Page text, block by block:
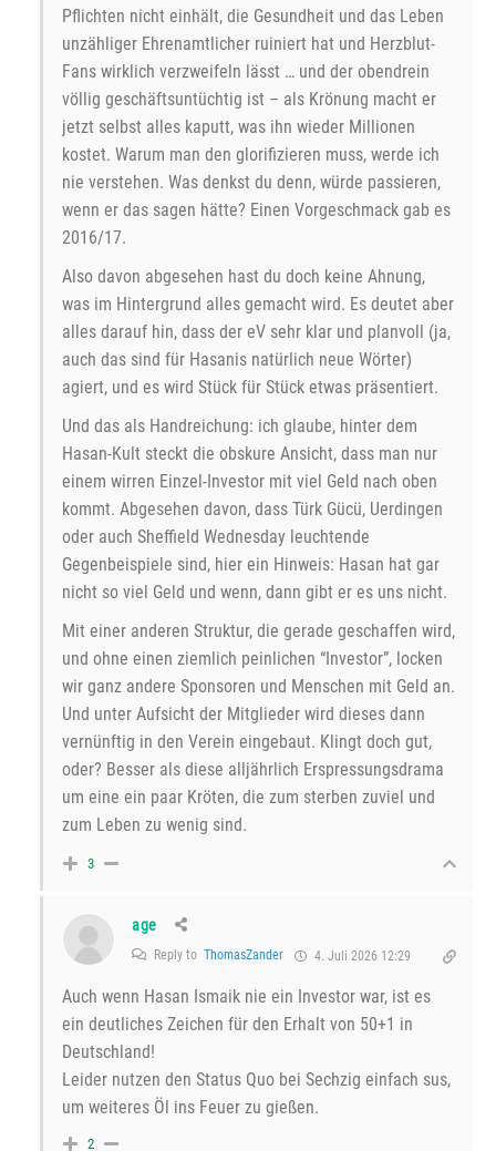
Pflichten nicht einhält, die Gesundheit und das Leben
unzähliger Ehrenamtlicher ruiniert hat und Herzblut-
Fans wirklich verzweifeln lässt … und der obendrein
völlig geschäftsuntüchtig ist – als Krönung macht er
jetzt selbst alles kaputt, was ihn wieder Millionen
kostet. Warum man den glorifizieren muss, werde ich
nie verstehen. Was denkst du denn, würde passieren,
wenn er das sagen hätte? Einen Vorgeschmack gab es
2016/17.
Also davon abgesehen hast du doch keine Ahnung,
was im Hintergrund alles gemacht wird. Es deutet aber
alles darauf hin, dass der eV sehr klar und planvoll (ja,
auch das sind für Hasanis natürlich neue Wörter)
agiert, und es wird Stück für Stück etwas präsentiert.
Und das als Handreichung: ich glaube, hinter dem
Hasan-Kult steckt die obskure Ansicht, dass man nur
einem wirren Einzel-Investor mit viel Geld nach oben
kommt. Abgesehen davon, dass Türk Gücü, Uerdingen
oder auch Sheffield Wednesday leuchtende
Gegenbeispiele sind, hier ein Hinweis: Hasan hat gar
nicht so viel Geld und wenn, dann gibt er es uns nicht.
Mit einer anderen Struktur, die gerade geschaffen wird,
und ohne einen ziemlich peinlichen “Investor”, locken
wir ganz andere Sponsoren und Menschen mit Geld an.
Und unter Aufsicht der Mitglieder wird dieses dann
vernünftig in den Verein eingebaut. Klingt doch gut,
oder? Besser als diese alljährlich Erspressungsdrama
um eine ein paar Kröten, die zum sterben zuviel und
zum Leben zu wenig sind.
3
age
Reply to ThomasZander 4. Juli 2026 12:29
Auch wenn Hasan Ismaik nie ein Investor war, ist es
ein deutliches Zeichen für den Erhalt von 50+1 in
Deutschland!
Leider nutzen den Status Quo bei Sechzig einfach sus,
um weiteres Öl ins Feuer zu gießen.
2